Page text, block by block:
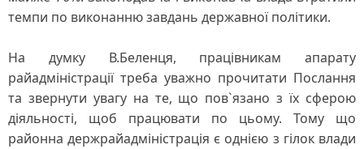
темпи по виконанню завдань державної політики.
На думку В.Беленця, працівникам апарату
райадміністрації треба уважно прочитати Послання
та звернути увагу на те, що пов`язано з їх сферою
діяльності, щоб працювати по цьому. Тому що
районна держрайадміністрація є однією з гілок влади